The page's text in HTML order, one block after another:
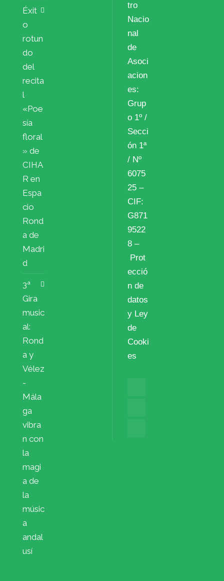
Éxit
o
rotun
do
del
recita
l
«Poe
sía
floral
» de
CIHA
R en
Espa
cio
Rond
a de
Madri
d
3ª
Gira
music
al:
Rond
a y
Vélez
-
Mála
ga
vibra
n con
la
magi
a de
la
músic
a
andal
usí
tro
Nacio
nal
de
Asoci
acion
es:
Grup
o 1º /
Secci
ón 1ª
/ Nº
6075
25 –
CIF:
G871
9522
8 –
Prot
ecció
n de
datos
y Ley
de
Cooki
es